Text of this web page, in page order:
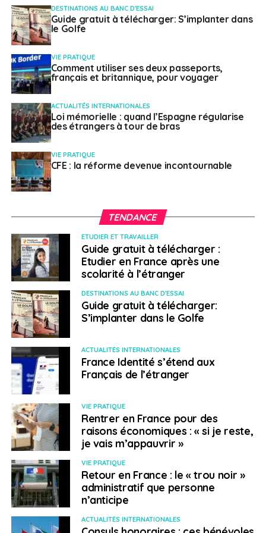
les 3 500 euros.
Acheter plutôt que
louer
Abu Dhabi aussi mise sur l’ambiance familiale pour
attirer les étrangers.« Il y a des familles qui
déménagent pour les écoles,observe Malika Barnous,
agent immobilier
beaucoup de jardins et d’animations pour les familles,
comme le Grand Prix de Formule 1 et bientôt un parc
Disney. Nous avons beaucoup de jeunes qui viennent
résidence et de travail s’est amélioré.
communauté française,ajoute M. El Hachemi,
beaucoup préfèrent acheter plutôt que louer, car ils
envisagent souvent un séjour à long terme. »
Jérôme Baden :
« Beaucoup de familles quittent Dubaï pour s’installer
à l’entrée d’Abu Dhabi, à Yas Island, l’île des loisirs. »
Dubaï et le casse-tête
des embouteillages
60 000 Français environ vivent aux Émirats, dont les
deux tiers à Dubaï et le reste à Abu Dhabi, ce qui en fait
la deuxième communauté occidentale derrière les
Britanniques.
« Beaucoup de familles quittent Dubaï
pour s’installer à l’entrée d’Abu Dhabi, à
des loisirs,promet Jérôme Baden, Breton installé à Abu
DESTINATIONS AU BANC D'ESSAI
Guide gratuit à télécharger: S’implanter dans
le Golfe
VIE PRATIQUE
Comment utiliser ses deux passeports,
français et britannique, pour voyager
ACTUALITÉS INTERNATIONALES
Loi mémorielle : quand l’Espagne régularise
des étrangers à tour de bras
VIE PRATIQUE
CFE : la réforme devenue incontournable
TENDANCE
ETUDIER ET TRAVAILLER
Guide gratuit à télécharger :
Etudier en France après une
scolarité à l’étranger
DESTINATIONS AU BANC D'ESSAI
Guide gratuit à télécharger:
S’implanter dans le Golfe
ACTUALITÉS INTERNATIONALES
France Identité s’étend aux
Français de l’étranger
VIE PRATIQUE
Rentrer en France pour des
raisons économiques : « si je reste,
je vais m’appauvrir »
VIE PRATIQUE
Retour en France : le « trou noir »
administratif que personne
n’anticipe
ACTUALITÉS INTERNATIONALES